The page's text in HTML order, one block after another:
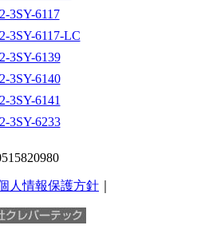
3SY-6117
3SY-6117-LC
3SY-6139
3SY-6140
3SY-6141
3SY-6233
人情報保護方針